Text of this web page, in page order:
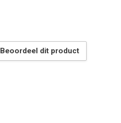
Beoordeel dit product